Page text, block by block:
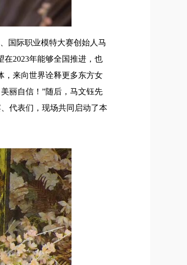
国际职业模特大赛创始人马
2023年能够全国推进，也
，来向世界诠释更多东方女
丽自信！”随后，马文钰先
代表们，现场共同启动了本